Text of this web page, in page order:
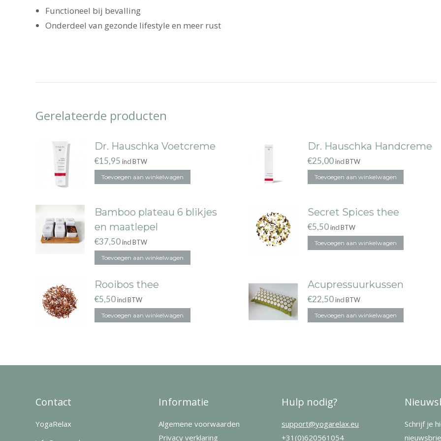
Functioneel bij bevalling
Onderdeel van gezonde lifestyle en meer rust
Gerelateerde producten
Dr. Hauschka Voetcreme
€15,95 incl BTW
Toevoegen aan winkelwagen
Dr. Hauschka Handcreme
€25,00 incl BTW
Toevoegen aan winkelwagen
Bamboo plateau 6 blikjes
en maatlepel
€37,50incl BTW
Toevoegen aan winkelwagen
Secret Spices thee
€5,50 incl BTW
Toevoegen aan winkelwagen
Rooibos thee
€5,50incl BTW
Toevoegen aan winkelwagen
Acupressuurkussen
€22,50 incl BTW
Toevoegen aan winkelwagen
Contact
YogaRelax
Informatie
Algemene voorwaarden
Privacy verklaring
Hulp nodig?
support@yogarelax.eu
+31(0)620561054
Schrijf je